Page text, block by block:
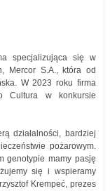
specjalizująca się w
Mercor S.A., która od
W 2023 roku firma
Cultura w konkursie
działalności, bardziej
pożarowym.
genotypie mamy pasję
się i wspieramy
Krempeć, prezes